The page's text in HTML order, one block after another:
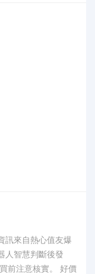
訊來自熱心值友爆
人智慧判斷後發
前注意核實。 好價